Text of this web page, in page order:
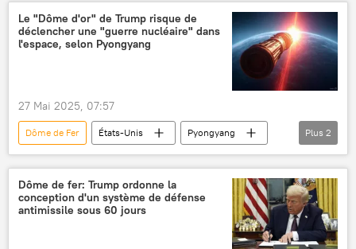
Le "Dôme d'or" de Trump risque de
déclencher une "guerre nucléaire" dans
l'espace, selon Pyongyang
27 Mai 2025, 07:57
Dôme de Fer États-Unis
Pyongyang
Donald Trump
Corée du Nord
Plus 2
Dôme de fer: Trump ordonne la
conception d'un système de défense
antimissile sous 60 jours